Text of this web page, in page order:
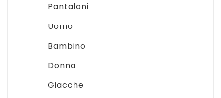
Pantaloni
Uomo
Bambino
Donna
Giacche